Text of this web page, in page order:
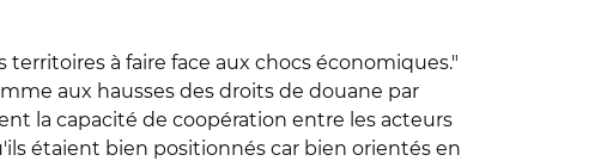
à faire face aux chocs économiques."
aux hausses des droits de douane par
la capacité de coopération entre les acteurs
étaient bien positionnés car bien orientés en